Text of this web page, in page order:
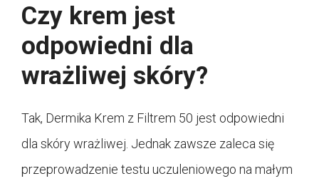
Czy krem jest
odpowiedni dla
wrażliwej skóry?
Tak, Dermika Krem z Filtrem 50 jest odpowiedni
dla skóry wrażliwej. Jednak zawsze zaleca się
przeprowadzenie testu uczuleniowego na małym